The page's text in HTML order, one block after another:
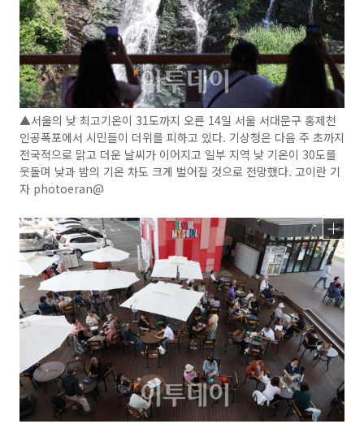
▲서울의 낮 최고기온이 31도까지 오른 14일 서울 서대문구 홍제천
인공폭포에서 시민들이 더위를 피하고 있다. 기상청은 다음 주 초까지
전국적으로 맑고 더운 날씨가 이어지고 일부 지역 낮 기온이 30도를
웃돌며 낮과 밤의 기온 차도 크게 벌어질 것으로 전망했다. 고이란 기
자 photoeran@